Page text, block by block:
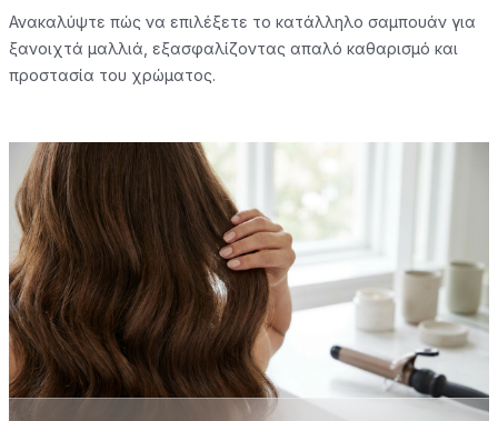
Ανακαλύψτε πώς να επιλέξετε το κατάλληλο σαμπουάν για
ξανοιχτά μαλλιά, εξασφαλίζοντας απαλό καθαρισμό και
προστασία του χρώματος.